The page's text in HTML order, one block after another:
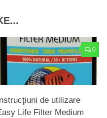
0
de utilizare
Life Filter Medium